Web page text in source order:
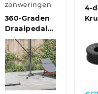
zonweringen
360-Graden
Draaipedal
Zilver 21,5 x
14 x 6 cm
Staal
Quick
View
4-